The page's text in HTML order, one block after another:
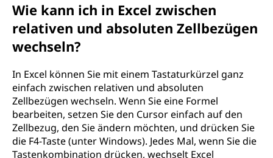
Wie kann ich in Excel zwischen
relativen und absoluten Zellbezügen
wechseln?
In Excel können Sie mit einem Tastaturkürzel ganz
einfach zwischen relativen und absoluten
Zellbezügen wechseln. Wenn Sie eine Formel
bearbeiten, setzen Sie den Cursor einfach auf den
Zellbezug, den Sie ändern möchten, und drücken Sie
die F4-Taste (unter Windows). Jedes Mal, wenn Sie die
Tastenkombination drücken, wechselt Excel